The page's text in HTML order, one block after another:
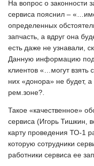
На вопрос о законности
сервиса пояснил –
определенных
запчасть, а вдруг она
есть даже не узнавали,
Данную информацию
клиентов «…могут взять
них «донора» не будет,
рем.зоне?.
Такое «качественное»
сервиса (Игорь Тишкин,
карту проведения ТО-1
которую сотрудники
работники сервиса ее